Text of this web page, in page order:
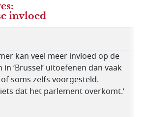
invloed
kan veel meer invloed op de
‘Brussel’ uitoefenen dan vaak
soms zelfs voorgesteld.
iets dat het parlement overkomt.’